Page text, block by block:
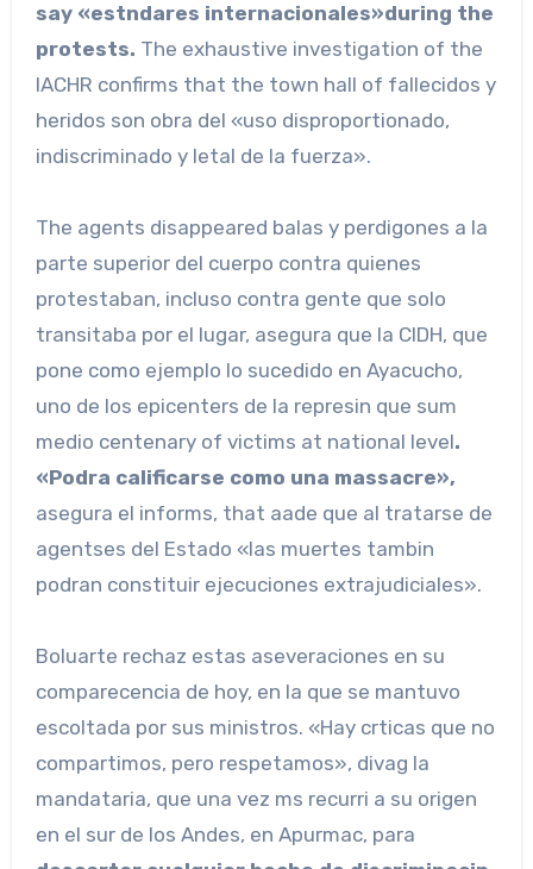
say «estndares internacionales»during the
protests. The exhaustive investigation of the
IACHR confirms that the town hall of fallecidos y
heridos son obra del «uso disproportionado,
indiscriminado y letal de la fuerza».
The agents disappeared balas y perdigones a la
parte superior del cuerpo contra quienes
protestaban, incluso contra gente que solo
transitaba por el lugar, asegura que la CIDH, que
pone como ejemplo lo sucedido en Ayacucho,
uno de los epicenters de la represin que sum
medio centenary of victims at national level.
«Podra calificarse como una massacre»,
asegura el informs, that aade que al tratarse de
agentses del Estado «las muertes tambin
podran constituir ejecuciones extrajudiciales».
Boluarte rechaz estas aseveraciones en su
comparecencia de hoy, en la que se mantuvo
escoltada por sus ministros. «Hay crticas que no
compartimos, pero respetamos», divag la
mandataria, que una vez ms recurri a su origen
en el sur de los Andes, en Apurmac, para